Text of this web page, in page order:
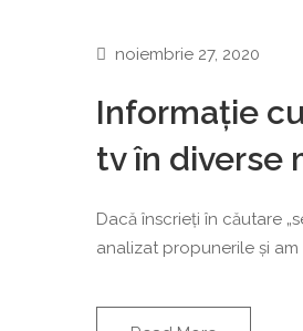
noiembrie 27, 2020
Informație
tv în diverse
Dacă înscrieți în căutare
analizat propunerile și